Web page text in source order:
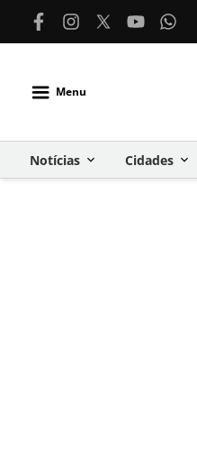
Menu
Notícias Cidades